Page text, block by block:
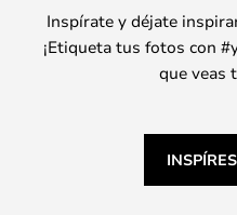
Inspírate y déjate
¡Etiqueta tus fotos con
que veas